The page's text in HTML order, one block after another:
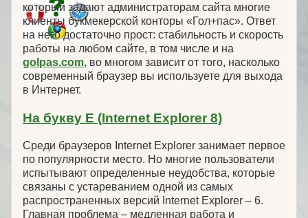
который задают администраторам сайта многие
клиенты букмекерской конторы «Гол+пас». Ответ
на него достаточно прост: стабильность и скорость
работы на любом сайте, в том числе и на
golpas.com, во многом зависит от того, насколько
современный браузер вы используете для выхода
в Интернет.
На букву Е (Internet Explorer 8)
Среди браузеров Internet Explorer занимает первое
по популярности место. Но многие пользователи
испытывают определенные неудобства, которые
связаны с устареванием одной из самых
распространенных версий Internet Explorer – 6.
Главная проблема – медленная работа и